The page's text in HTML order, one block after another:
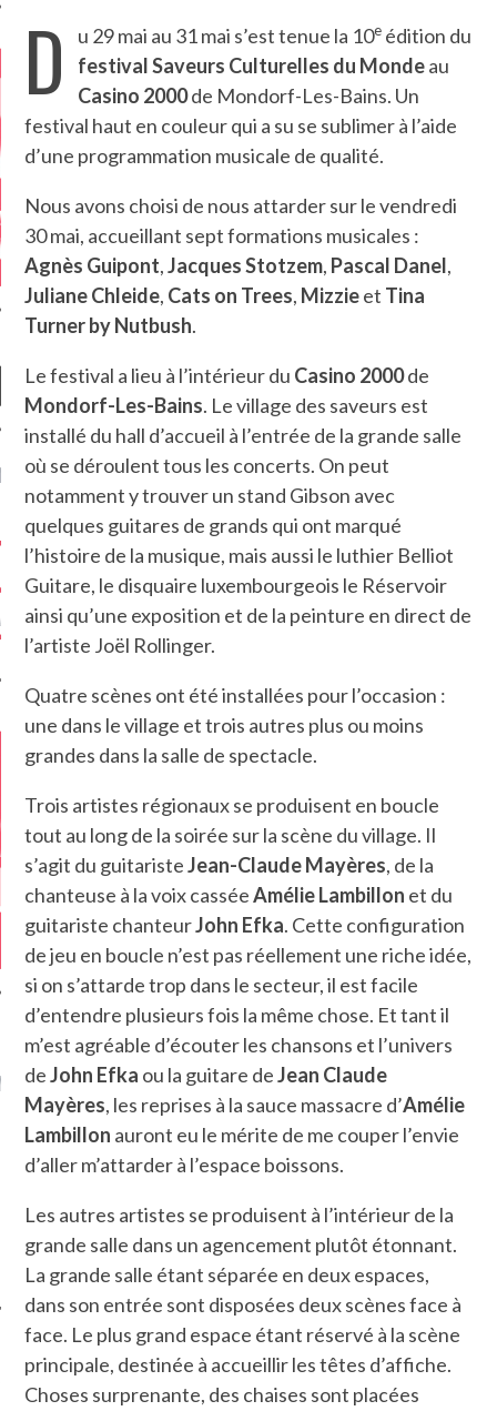
CRITIQUES
7.6
DUDE’S REV...
5.4
6.8
– HEL...
KARMA –
ANNIVERSAIRE
SOCIAUX
D u 29 mai au 31 mai s’est tenue la 10e édition du
festival Saveurs Culturelles du Mondeau
Casino 2000de Mondorf-Les-Bains. Un
festival haut en couleur qui a su se sublimer à l’aide
d’une programmation musicale de qualité.
Nous avons choisi de nous attarder sur le vendredi
30 mai, accueillant sept formations musicales :
Agnès Guipont,Jacques Stotzem, Pascal Danel,
Juliane Chleide, Cats on Trees, Mizzieet Tina
Turner by Nutbush.
Le festival a lieu à l’intérieur du Casino 2000de
Mondorf-Les-Bains. Le village des saveurs est
installé du hall d’accueil à l’entrée de la grande salle
où se déroulent tous les concerts. On peut
notamment y trouver un stand Gibson avec
quelques guitares de grands qui ont marqué
l’histoire de la musique, mais aussi le luthier Belliot
Guitare, le disquaire luxembourgeois le Réservoir
ainsi qu’une exposition et de la peinture en direct de
l’artiste Joël Rollinger.
Quatre scènes ont été installées pour l’occasion :
une dans le village et trois autres plus ou moins
grandes dans la salle de spectacle.
Trois artistes régionaux se produisent en boucle
tout au long de la soirée sur la scène du village. Il
s’agit du guitaristeJean-Claude Mayères, de la
chanteuse à la voix casséeAmélie Lambillon et du
guitariste chanteurJohn Efka. Cette configuration
de jeu en boucle n’est pas réellement une riche idée,
si on s’attarde trop dans le secteur, il est facile
d’entendre plusieurs fois la même chose. Et tant il
m’est agréable d’écouter les chansons et l’univers
deJohn Efka ou la guitare deJean Claude
Mayères, les reprises à la sauce massacre d’Amélie
Lambillon auront eu le mérite de me couper l’envie
d’aller m’attarder à l’espace boissons.
Les autres artistes se produisent à l’intérieur de la
grande salle dans un agencement plutôt étonnant.
La grande salle étant séparée en deux espaces,
dans son entrée sont disposées deux scènes face à
face. Le plus grand espace étant réservé à la scène
principale, destinée à accueillir les têtes d’affiche.
Choses surprenante, des chaises sont placées